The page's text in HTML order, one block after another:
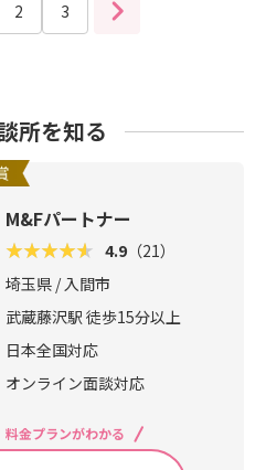
2 3
所を知る
M&Fパートナー
4.9（21）
埼玉県 / 入間市
武蔵藤沢駅 徒歩15分以上
日本全国対応
オンライン面談対応
料金プランがわかる